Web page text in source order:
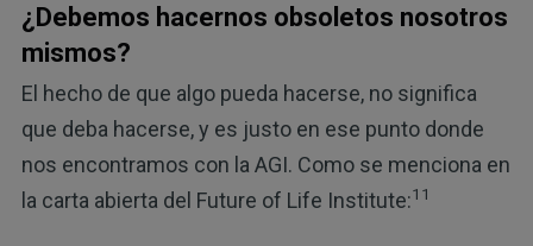
¿Debemos hacernos obsoletos nosotros
mismos?
El hecho de que algo pueda hacerse, no significa
que deba hacerse, y es justo en ese punto donde
nos encontramos con la AGI. Como se menciona en
la carta abierta del Future of Life Institute:11